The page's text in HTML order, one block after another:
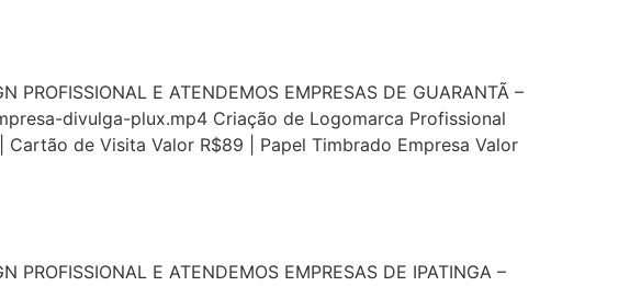
PROFISSIONAL E ATENDEMOS EMPRESAS DE GUARANTÃ –
divulga-plux.mp4 Criação de Logomarca Profissional
de Visita Valor R$89 | Papel Timbrado Empresa Valor
PROFISSIONAL E ATENDEMOS EMPRESAS DE IPATINGA –